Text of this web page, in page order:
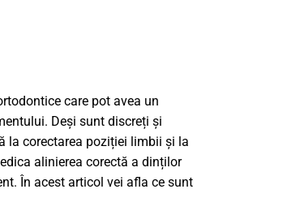
care pot avea un
Deși sunt discreți și
la corectarea poziției limbii și la
alinierea corectă a dinților
În acest articol vei afla ce sunt